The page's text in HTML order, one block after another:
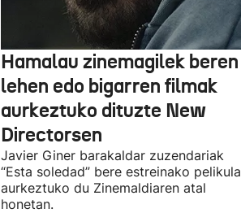
Hamalau zinemagilek beren
lehen edo bigarren filmak
aurkeztuko dituzte New
Directorsen
Javier Giner barakaldar zuzendariak
“Esta soledad” bere estreinako pelikula
aurkeztuko du Zinemaldiaren atal
honetan.